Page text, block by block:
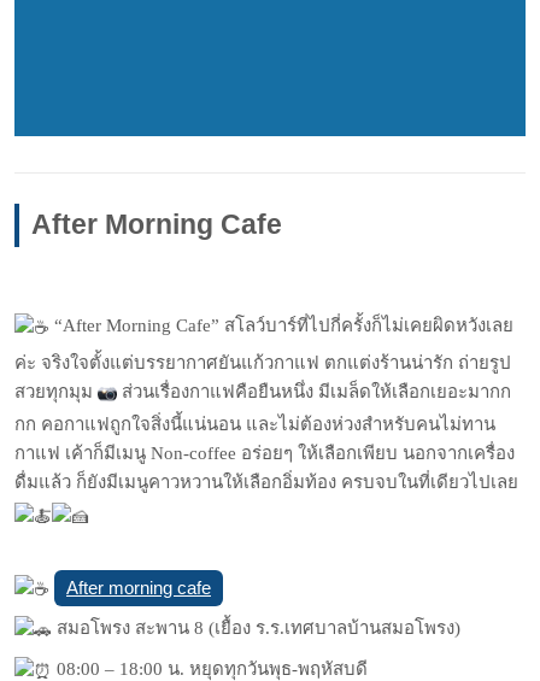
After Morning Cafe
“After Morning Cafe” สโลว์บาร์ที่ไปกี่ครั้งก็ไม่เคยผิดหวังเลย
ค่ะ จริงใจตั้งแต่บรรยากาศยันแก้วกาแฟ ตกแต่งร้านน่ารัก ถ่ายรูป
สวยทุกมุม
ส่วนเรื่องกาแฟคือยืนหนึ่ง มีเมล็ดให้เลือกเยอะมากก
กก คอกาแฟถูกใจสิ่งนี้แน่นอน และไม่ต้องห่วงสำหรับคนไม่ทาน
กาแฟ เค้าก็มีเมนู Non-coffee อร่อยๆ ให้เลือกเพียบ นอกจากเครื่อง
ดื่มแล้ว ก็ยังมีเมนูคาวหวานให้เลือกอิ่มท้อง ครบจบในที่เดียวไปเลย
After morning cafe
สมอโพรง สะพาน 8 (เยื้อง ร.ร.เทศบาลบ้านสมอโพรง)
08:00 – 18:00 น. หยุดทุกวันพุธ-พฤหัสบดี